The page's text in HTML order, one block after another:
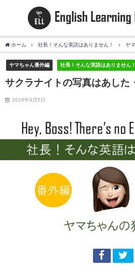
ホーム 社長！そんな英語はありません！ ヤ
ヤマちゃん番外編 社長！そんな英語はありません！
サクラナイトの写真はあした
2019年4月5日